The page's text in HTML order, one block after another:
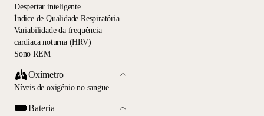
Despertar inteligente
Índice de Qualidade Respiratória
Variabilidade da frequência
cardíaca noturna (HRV)
Sono REM
Oxímetro
Níveis de oxigénio no sangue
Bateria